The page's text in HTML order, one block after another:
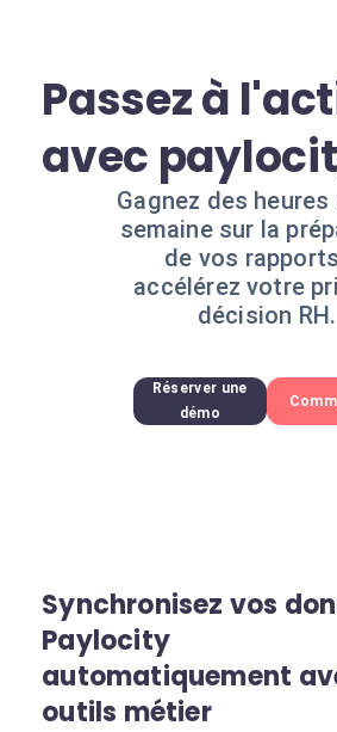
Passez à
avec
Gagnez des heures
semaine sur la
de vos
accélérez votre
décision RH.
Réserver une
démo
Synchronisez vos
Paylocity
automatiquement
outils métier